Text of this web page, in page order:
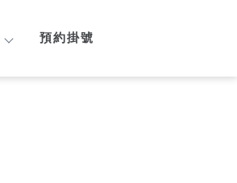
預約掛號